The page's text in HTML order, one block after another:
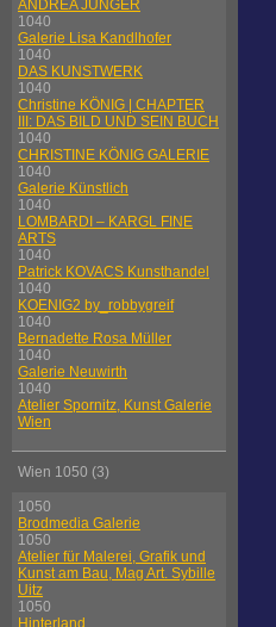
ANDREA JÜNGER
1040
Galerie Lisa Kandlhofer
1040
DAS KUNSTWERK
1040
Christine KÖNIG | CHAPTER
III: DAS BILD UND SEIN BUCH
1040
CHRISTINE KÖNIG GALERIE
1040
Galerie Künstlich
1040
LOMBARDI – KARGL FINE
ARTS
1040
Patrick KOVACS Kunsthandel
1040
KOENIG2 by_robbygreif
1040
Bernadette Rosa Müller
1040
Galerie Neuwirth
1040
Atelier Spornitz, Kunst Galerie
Wien
Wien 1050 (3)
1050
Brodmedia Galerie
1050
Atelier für Malerei, Grafik und
Kunst am Bau, Mag Art. Sybille
Uitz
1050
Hinterland